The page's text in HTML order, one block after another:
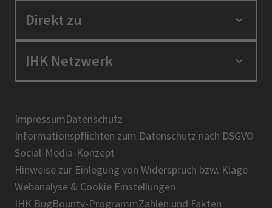
Standortpolitik
Berufszugang
Über uns
Direkt zu
Positionen
Presse
IHK-Magazin
IHK Netzwerk
BIHK
DIHK
AHK
IHK-Standortportal Bayern
ImpressumDatenschutz
Informationspflichten zum Datenschutz nach DSGVO
Social-Media-Konzept
Hinweise zur Einlegung von Widerspruch bzw. Klage
Webanalyse & Cookie Einstellungen
IHK BugBounty-ProgrammZahlen und Fakten